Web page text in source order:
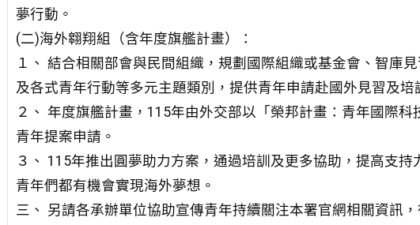
夢行動。
(二)海外翱翔組（含年度旗艦計畫）：
１、 結合相關部會與民間組織，規劃國際組織或基金會、 智庫
及各式青年行動等多元主題類別，提供青年申請赴國外見習及培
２、 年度旗艦計畫，115年由外交部以「榮邦計畫：青年國 際科
青年提案申請。
３、 115年推出圓夢助力方案，通過培訓及更多協助，提高支持
青年們都有機會實現海外夢想。
三、 另請各承辦單位協助宣傳青年持續關注本署官網相關資訊